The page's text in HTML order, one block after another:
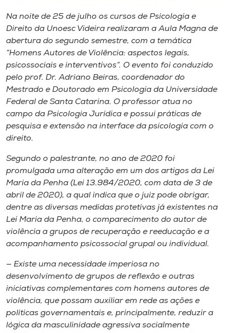
A+
A-
Na noite de 25 de julho os cursos de Psicologia e
Direito da Unoesc Videira realizaram a Aula Magna de
abertura do segundo semestre, com a temática
“Homens Autores de Violência: aspectos legais,
psicossociais e interventivos”. O evento foi conduzido
pelo prof. Dr. Adriano Beiras, coordenador do
Mestrado e Doutorado em Psicologia da Universidade
Federal de Santa Catarina. O professor atua no
campo da Psicologia Jurídica e possui práticas de
pesquisa e extensão na interface da psicologia com o
direito.
Segundo o palestrante, no ano de 2020 foi
promulgada uma alteração em um dos artigos da Lei
Maria da Penha (Lei 13.984/2020, com data de 3 de
abril de 2020), a qual indica que o juiz pode obrigar,
dentre as diversas medidas protetivas já existentes na
Lei Maria da Penha, o comparecimento do autor de
violência a grupos de recuperação e reeducação e a
acompanhamento psicossocial grupal ou individual.
— Existe uma necessidade imperiosa no
desenvolvimento de grupos de reflexão e outras
iniciativas complementares com homens autores de
violência, que possam auxiliar em rede as ações e
políticas governamentais e, principalmente, reduzir a
lógica da masculinidade agressiva socialmente